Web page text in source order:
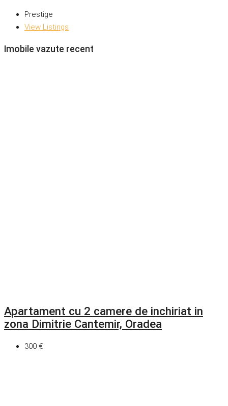
Prestige
View Listings
Imobile vazute recent
Apartament cu 2 camere de inchiriat in
zona Dimitrie Cantemir, Oradea
300 €